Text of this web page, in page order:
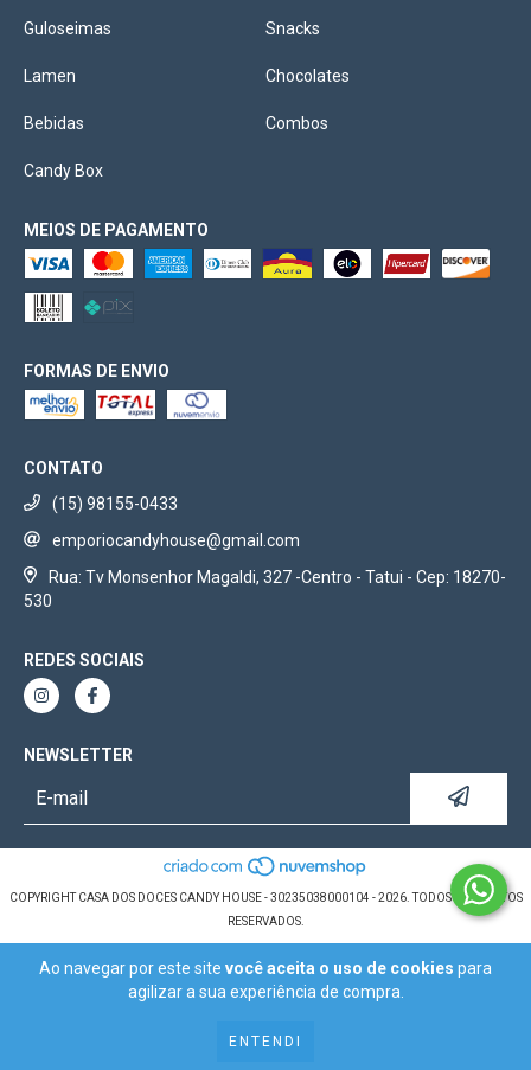
Ao navegar por este site você aceita o uso de cookies para
agilizar a sua experiência de compra.
ENTENDI
Guloseimas Snacks
Lamen Chocolates
Bebidas Combos
Candy Box
MEIOS DE PAGAMENTO
FORMAS DE ENVIO
CONTATO
(15) 98155-0433
emporiocandyhouse@gmail.com
Rua: Tv Monsenhor Magaldi, 327 -Centro - Tatui - Cep: 18270-
530
REDES SOCIAIS
NEWSLETTER
COPYRIGHT CASA DOS DOCES CANDY HOUSE - 30235038000104 - 2026. TODOS OS DIREITOS
RESERVADOS.